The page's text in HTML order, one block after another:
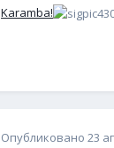
Karamba!
Опубликовано 23